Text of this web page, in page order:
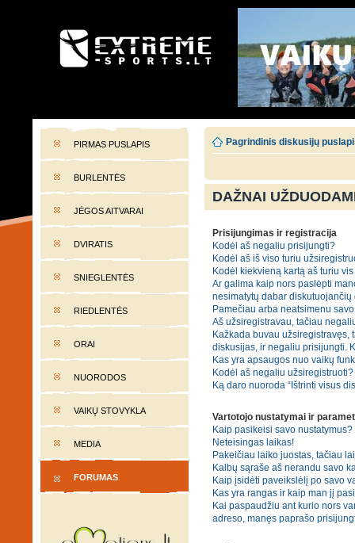
EXTREME-SPORTS.LT
PIRMAS PUSLAPIS
BURLENTĖS
JĖGOS AITVARAI
DVIRATIS
SNIEGLENTĖS
RIEDLENTĖS
ORAI
NUORODOS
VAIKŲ STOVYKLA
MEDIA
FORUMAS
Pagrindinis diskusijų
DAŽNAI
Prisijungimas ir registracija
Kodėl aš negaliu prisijungti?
Kodėl aš iš viso turiu
Kodėl kiekvieną kartą aš turiu
Ar galima kaip nors paslėpti
nesimatytų dabar
Pamečiau arba neatsimenu
Aš užsiregistravau, tačiau
Kažkada buvau užsiregistravęs,
diskusijas, ir negaliu prisijungti.
Kas yra apsaugos nuo vaikų
Kodėl aš negaliu užsiregistruoti?
Ką daro nuoroda “Ištrinti visus
Vartotojo nustatymai ir
Kaip pasikeisi savo nustatymus?
Neteisingas laikas!
Pakeičiau laiko juostas, tačiau
Kalbų sąraše aš nerandu savo
Kaip įsidėti paveikslėlį po savo
Kas yra rangas ir kaip man jį
Kai paspaudžiu ant kurio nors
adreso, manęs paprašo